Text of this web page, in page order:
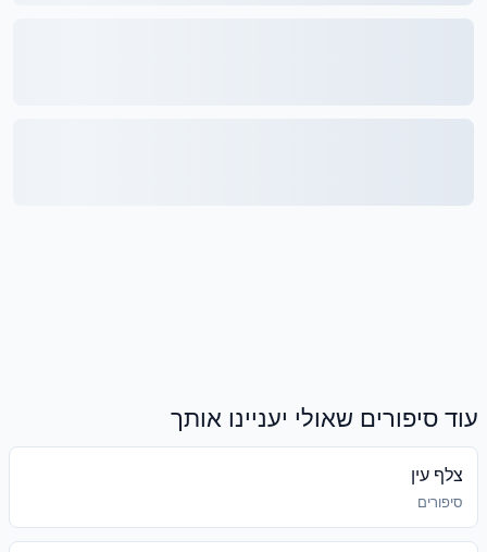
עוד סיפורים שאולי יעניינו אותך
צלף עין
סיפורים